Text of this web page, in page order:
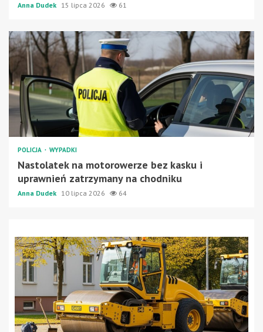
Anna Dudek 15 lipca 2026 61
POLICJA WYPADKI
Nastolatek na motorowerze bez kasku i
uprawnień zatrzymany na chodniku
Anna Dudek 10 lipca 2026 64